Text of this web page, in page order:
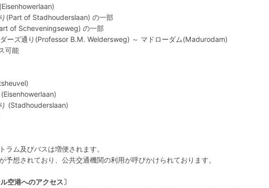
(Part of Stadhouderslaan) の一部
of Scheveningseweg) の一部
ーズ通り(Professor B.M. Weldersweg) ～ マドローダム(Madurodam)
可能
(Stadhouderslaan)
ラム及びバスは増便されます。
予想されており、公共交通機関の利用が呼びかけられております。
空港へのアクセス〕